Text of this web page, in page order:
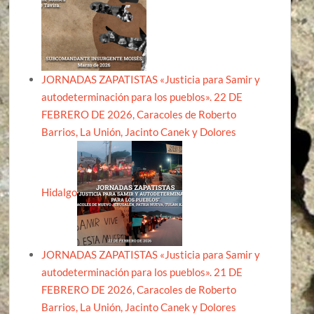
JORNADAS ZAPATISTAS «Justicia para Samir y
autodeterminación para los pueblos». 22 DE
FEBRERO DE 2026, Caracoles de Roberto
Barrios, La Unión, Jacinto Canek y Dolores
Hidalgo
JORNADAS ZAPATISTAS «Justicia para Samir y
autodeterminación para los pueblos». 21 DE
FEBRERO DE 2026, Caracoles de Roberto
Barrios, La Unión, Jacinto Canek y Dolores